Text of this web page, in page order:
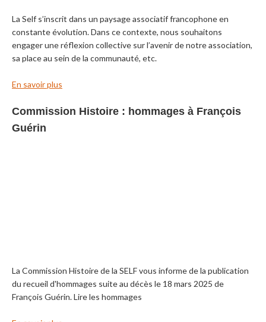
La Self s’inscrit dans un paysage associatif francophone en
constante évolution. Dans ce contexte, nous souhaitons
engager une réflexion collective sur l’avenir de notre association,
sa place au sein de la communauté, etc.
En savoir plus
Commission Histoire : hommages à François
Guérin
La Commission Histoire de la SELF vous informe de la publication
du recueil d'hommages suite au décès le 18 mars 2025 de
François Guérin. Lire les hommages